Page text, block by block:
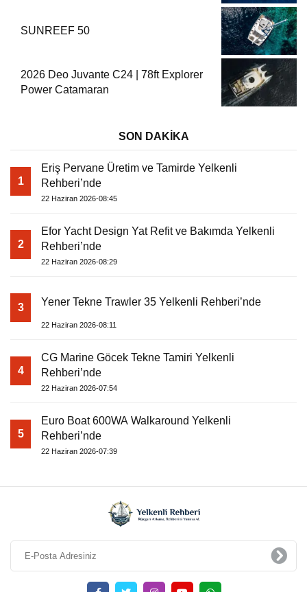
SUNREEF 50
2026 Deo Juvante C24 | 78ft Explorer
Power Catamaran
SON DAKİKA
1
Eriş Pervane Üretim ve Tamirde Yelkenli
Rehberi’nde
22 Haziran 2026-08:45
2
Efor Yacht Design Yat Refit ve Bakımda Yelkenli
Rehberi’nde
22 Haziran 2026-08:29
3 Yener Tekne Trawler 35 Yelkenli Rehberi’nde
22 Haziran 2026-08:11
4
CG Marine Göcek Tekne Tamiri Yelkenli
Rehberi’nde
22 Haziran 2026-07:54
5
Euro Boat 600WA Walkaround Yelkenli
Rehberi’nde
22 Haziran 2026-07:39